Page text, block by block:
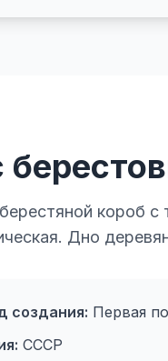
короб
Дно
создания: Первая
СССР